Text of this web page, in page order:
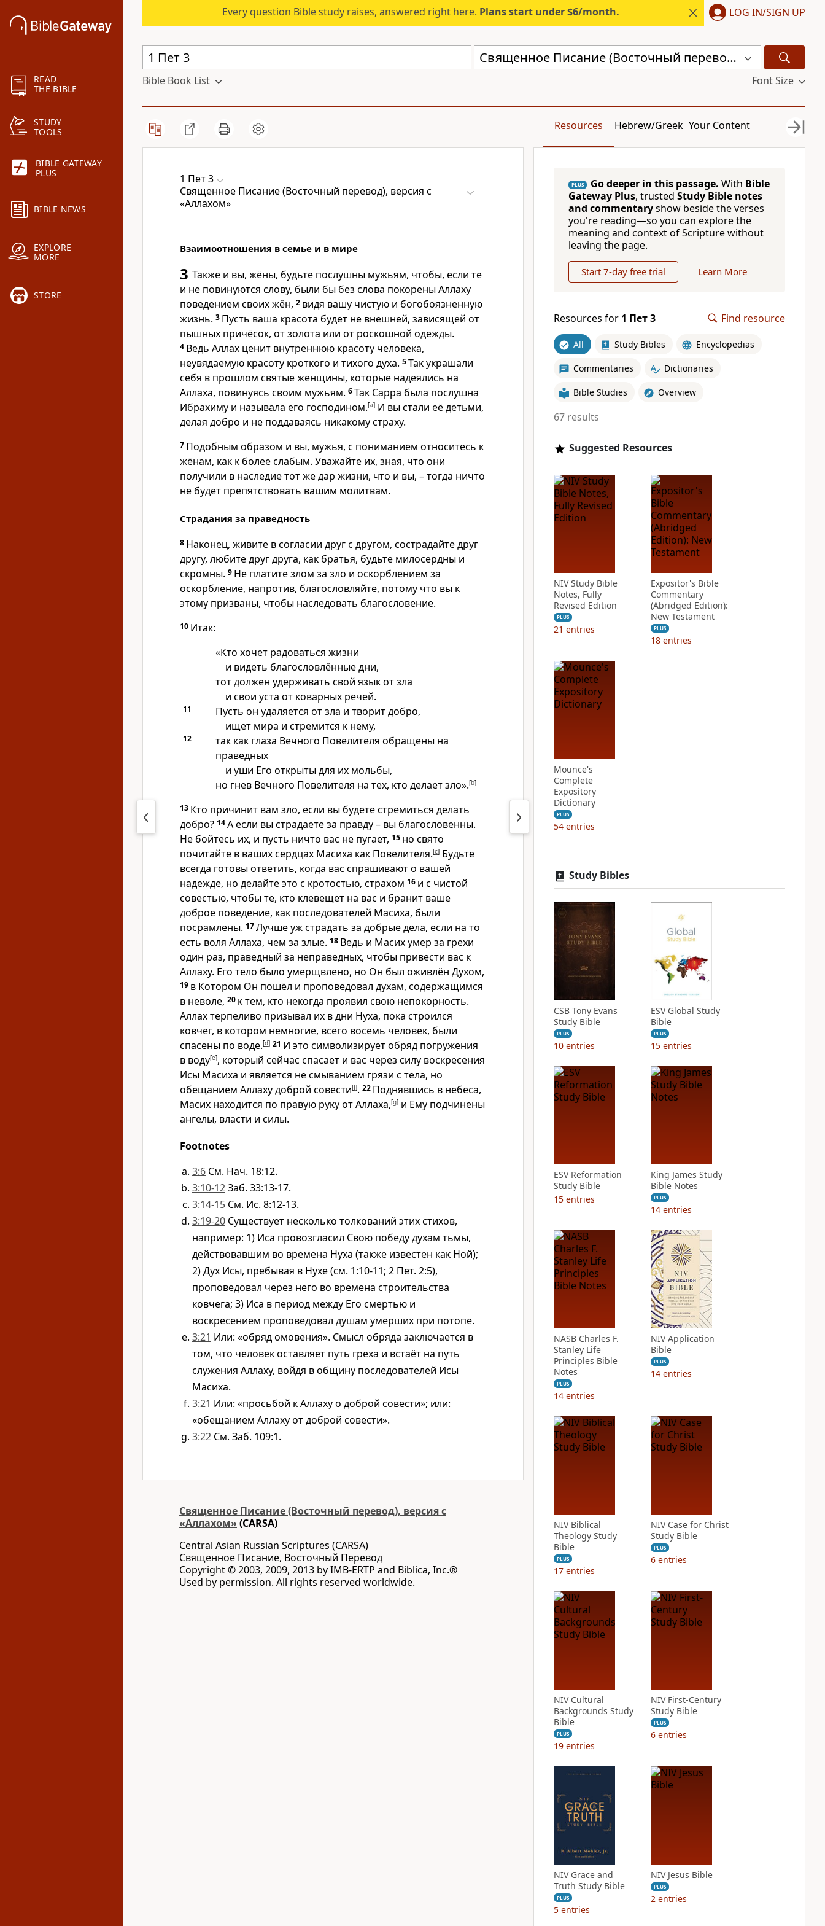
READ
THE BIBLE
STUDY
TOOLS
BIBLE GATEWAY
PLUS
BIBLE NEWS
EXPLORE
MORE
STORE
Every question Bible study raises, answered right here. Plans start under $6/month. LOG IN/SIGN UP
Священное Писание (Восточный перевод), версия с «Аллахом» (CARSA)
Bible Book List Font Size
Resources Hebrew/Greek Your Content
1 Пет 3
Священное Писание (Восточный перевод), версия с
«Аллахом»
Взаимоотношения в семье и в мире
3 Также и вы, жёны, будьте послушны мужьям, чтобы, если те
и не повинуются слову, были бы без слова покорены Аллаху
поведением своих жён, 2 видя вашу чистую и богобоязненную
жизнь. 3 Пусть ваша красота будет не внешней, зависящей от
пышных причёсок, от золота или от роскошной одежды.
4 Ведь Аллах ценит внутреннюю красоту человека,
неувядаемую красоту кроткого и тихого духа. 5Так украшали
себя в прошлом святые женщины, которые надеялись на
Аллаха, повинуясь своим мужьям. 6Так Сарра была послушна
Ибрахиму и называла его господином.[a] И вы стали её детьми,
делая добро и не поддаваясь никакому страху.
7 Подобным образом и вы, мужья, с пониманием относитесь к
жёнам, как к более слабым. Уважайте их, зная, что они
получили в наследие тот же дар жизни, что и вы, – тогда ничто
не будет препятствовать вашим молитвам.
Страдания за праведность
8 Наконец, живите в согласии друг с другом, сострадайте друг
другу, любите друг друга, как братья, будьте милосердны и
скромны. 9 Не платите злом за зло и оскорблением за
оскорбление, напротив, благословляйте, потому что вы к
этому призваны, чтобы наследовать благословение.
10 Итак:
«Кто хочет радоваться жизни
и видеть благословлённые дни,
тот должен удерживать свой язык от зла
и свои уста от коварных речей.
11
Пусть он удаляется от зла и творит добро,
ищет мира и стремится к нему,
12
так как глаза Вечного Повелителя обращены на
праведных
и уши Его открыты для их мольбы,
но гнев Вечного Повелителя на тех, кто делает зло».[b]
13 Кто причинит вам зло, если вы будете стремиться делать
добро? 14А если вы страдаете за правду – вы благословенны.
Не бойтесь их, и пусть ничто вас не пугает, 15 но свято
почитайте в ваших сердцах Масиха как Повелителя.[c] Будьте
всегда готовы ответить, когда вас спрашивают о вашей
надежде, но делайте это с кротостью, страхом 16 и с чистой
совестью, чтобы те, кто клевещет на вас и бранит ваше
доброе поведение, как последователей Масиха, были
посрамлены. 17Лучше уж страдать за добрые дела, если на то
есть воля Аллаха, чем за злые. 18 Ведь и Масих умер за грехи
один раз, праведный за неправедных, чтобы привести вас к
Аллаху. Его тело было умерщвлено, но Он был оживлён Духом,
19 в Котором Он пошёл и проповедовал духам, содержащимся
в неволе, 20 к тем, кто некогда проявил свою непокорность.
Аллах терпеливо призывал их в дни Нуха, пока строился
ковчег, в котором немногие, всего восемь человек, были
спасены по воде.[d] 21 И это символизирует обряд погружения
в воду[e], который сейчас спасает и вас через силу воскресения
Исы Масиха и является не смыванием грязи с тела, но
обещанием Аллаху доброй совести[f]. 22 Поднявшись в небеса,
Масих находится по правую руку от Аллаха,[g] и Ему подчинены
ангелы, власти и силы.
Footnotes
3:6 См. Нач. 18:12.
3:10-12Заб. 33:13-17.
3:14-15 См. Ис. 8:12-13.
3:19-20 Существует несколько толкований этих стихов,
например: 1) Иса провозгласил Свою победу духам тьмы,
действовавшим во времена Нуха (также известен как Ной);
2) Дух Исы, пребывая в Нухе (см. 1:10-11; 2 Пет. 2:5),
проповедовал через него во времена строительства
ковчега; 3) Иса в период между Его смертью и
воскресением проповедовал душам умерших при потопе.
3:21 Или: «обряд омовения». Смысл обряда заключается в
том, что человек оставляет путь греха и встаёт на путь
служения Аллаху, войдя в общину последователей Исы
Масиха.
3:21 Или: «просьбой к Аллаху о доброй совести»; или:
«обещанием Аллаху от доброй совести».
3:22 См. Заб. 109:1.
Священное Писание (Восточный перевод), версия с
«Аллахом» (CARSA)
Central Asian Russian Scriptures (CARSA)
Священное Писание, Восточный Перевод
Copyright © 2003, 2009, 2013 by IMB-ERTP and Biblica, Inc.®
Used by permission. All rights reserved worldwide.
PLUS Go deeper in this passage. With Bible
Gateway Plus, trusted Study Bible notes
and commentaryshow beside the verses
you're reading—so you can explore the
meaning and context of Scripture without
leaving the page.
Start 7-day free trial Learn More
Resources for 1 Пет 3 Find resource
All Study Bibles Encyclopedias
Commentaries Dictionaries
Bible Studies Overview
67 results
Suggested Resources
NIV Study Bible
Notes, Fully
Revised Edition
PLUS
21 entries
Expositor's Bible
Commentary
(Abridged Edition):
New Testament
PLUS
18 entries
Mounce's
Complete
Expository
Dictionary
PLUS
54 entries
Study Bibles
CSB Tony Evans
Study Bible
PLUS
10 entries
ESV Global Study
Bible
PLUS
15 entries
ESV Reformation
Study Bible
15 entries
King James Study
Bible Notes
PLUS
14 entries
NASB Charles F.
Stanley Life
Principles Bible
Notes
PLUS
14 entries
NIV Application
Bible
PLUS
14 entries
NIV Biblical
Theology Study
Bible
PLUS
17 entries
NIV Case for Christ
Study Bible
PLUS
6 entries
NIV Cultural
Backgrounds Study
Bible
PLUS
19 entries
NIV First-Century
Study Bible
PLUS
6 entries
NIV Grace and
Truth Study Bible
PLUS
5 entries
NIV Jesus Bible
PLUS
2 entries